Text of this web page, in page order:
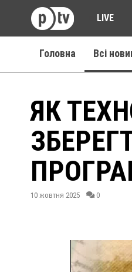
LIVE
Головна Всі
ЯК
10 жовтня 2025 0